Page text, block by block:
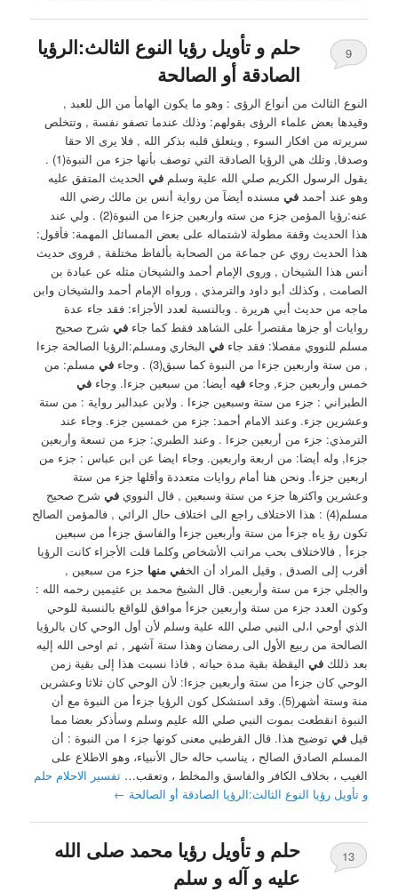
حلم و تأويل رؤيا النوع الثالث:الرؤيا
الصادقة أو الصالحة
9
النوع الثالث من أنواع الرؤى : ‏وهو ما يكون الهامأ من الل للعبد ,
وقيدها بعض علماء الرؤى ‏بقولهم: وذلك عندما تصفو نفسة , وتتخلص
سريرته من افكار السوء , ويتعلق قلبه بذكر الله , فلا يرى الا حقا
وصدقا, وتلك هي الرؤيا الصادقة ‏التي توصف بأنها جزء من النبوة(1) .
يقول الرسول الكريم صلي الله علية وسلمفي الحديث المتفق عليه
وهو عند أحمدفي مسنده أيضآ من رواية أنس بن مالك رضي الله
عنه:رؤيا المؤمن جزء من سته واربعين جزءا من النبوة(2) . ‏ولي عند
هذا الحديث وقفة مطولة لاشتماله على بعض المسائل المهمة: ‏فأقول:
هذا الحديث روي عن جماعة من الصحابة بألفاظ مختلفة , فروى حديث
أنس هذا الشيخان , وروى الإمام أحمد والشيخان مثله عن عبادة بن
الصامت , وكذلك أبو داود والترمذي , ورواه الإمام أحمد والشيخان وابن
ماجه من حديث أبي هريرة . ‏وبالنسبة لعدد الأجزاء: فقد جاء عدة
روايات أو جزها مقتصرأ على الشاهد فقط كما جاءفي شرح صحيح
مسلم للنووي مفصلا: ‏فقد جاءفي البخاري ومسلم:الرؤيا الصالحة جزءا
, من ستة واربعين جزءا من النبوة كما سبق(3) . ‏وجاء
في مسلم: من
خمس وأربعين جزء, وجاءفيه أيضا: من سبعين جزءا. ‏وجاءفي
الطبراني : جزء من ستة وسبعين جزءا ‏. ولابن عبدالبر رواية : من ستة
وعشرين جزء. وعند الامام أحمد: جزء من خمسين جزء. وجاء عند
الترمذي: جزء من أربعين جزءا ‏. ‏وعند الطبري: جزء من تسعة وأربعين
جزءا, وله أيضا: من اربعة واربعين. ‏وجاء ايضا عن ابن عباس : جزء من
اربعين جزءأ. ‏ونحن هنا أمام روايات متعددة وأقلها جزء من ستة
وعشرين واكثرها جزء من ستة وسبعين , قال النوويفي شرح صحيح
مسلم(4) : هذا الاختلاف راجع الى اختلاف حال الرائي , فالمؤمن الصالح
تكون رؤ ياه جزءأ من ستة وأربعين جزءأ والفاسق جزءأ من سبعين
جزءأ , فالاختلاف بحب مراتب الأشخاص وكلما قلت الأجزاء كانت الرؤيا
أقرب إلى الصدق , وقيل المراد أن الخفي منها جزء من سبعين ,
والجلي جزء من ستة وأربعين. ‏قال الشيخ محمد بن عثيمين رحمه الله :
وكون العدد جزء من ستة وأربعين جزءأ موافق للواقع بالنسبة للوحي
الذي أوحي ا،لى النبي صلي الله علية وسلم لأن أول الوحي كان بالرؤيا
الصالحة من ربيع الأول الى رمضان وهذا ستة آشهر , ثم اوحى الله إليه
بعد ذللكفي اليقظة بقية مدة حياته , فاذا نسبت هذا إلى بقية زمن
الوحي كان جزءأ من ستة وأربعين جزءا: لأن الوحي كان ثلاثا وعشرين
منة وستة أشهر(5). وقد استشكل كون الرؤيا جزءأ من النبوة مع أن
النبوة انقطعت بموت النبي صلي الله عليم وسلم وسأذكر بعضا مما
قيلفي توضيح هذا. ‏قال القرطبي معنى كونها جزء ا من النبوة : أن
المسلم الصادق الصالح ، يناسب حاله حال الأنبياء، وهو الاطلاع على
الغيب ، بخلاف الكافر والفاسق والمخلط ، وتعقب…تفسير الاحلام حلم
و تأويل رؤيا النوع الثالث:الرؤيا الصادقة أو الصالحة ←
حلم و تأويل رؤيا محمد صلى الله
عليه و آله و سلم
13